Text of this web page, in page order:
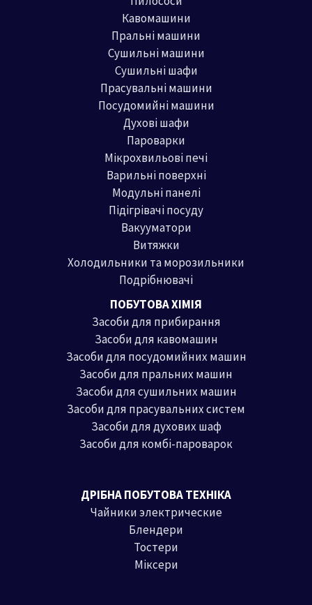
Кавомашини
Пральні машини
Сушильні машини
Сушильні шафи
Прасувальні машини
Посудомийні машини
Духові шафи
Пароварки
Мікрохвильові печі
Варильні поверхні
Модульні панелі
Підігрівачі посуду
Вакууматори
Витяжки
Холодильники та морозильники
Подрібнювачі
ПОБУТОВА ХІМІЯ
Засоби для прибирання
Засоби для кавомашин
Засоби для посудомийних машин
Засоби для пральних машин
Засоби для сушильних машин
Засоби для прасувальних систем
Засоби для духових шаф
Засоби для комбі-пароварок
ДРІБНА ПОБУТОВА ТЕХНІКА
Чайники электрические
Блендери
Тостери
Міксери